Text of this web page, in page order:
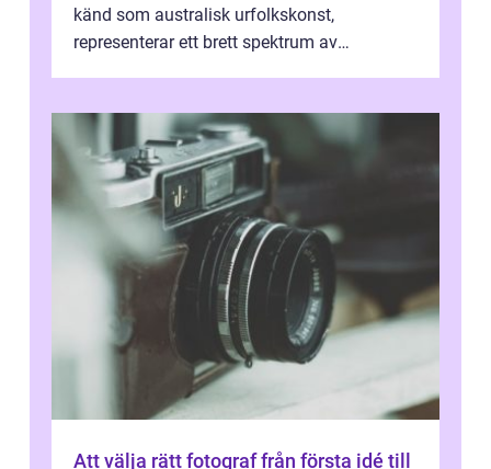
känd som australisk urfolkskonst,
representerar ett brett spektrum av
Att välja rätt fotograf från första idé till